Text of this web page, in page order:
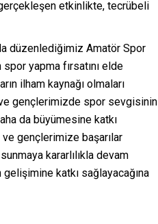
etkinlikte, tecrübeli
düzenlediğimiz Amatör Spor
yapma fırsatını elde
ilham kaynağı olmaları
gençlerimizde spor sevgisinin
da büyümesine katkı
gençlerimize başarılar
kararlılıkla devam
katkı sağlayacağına